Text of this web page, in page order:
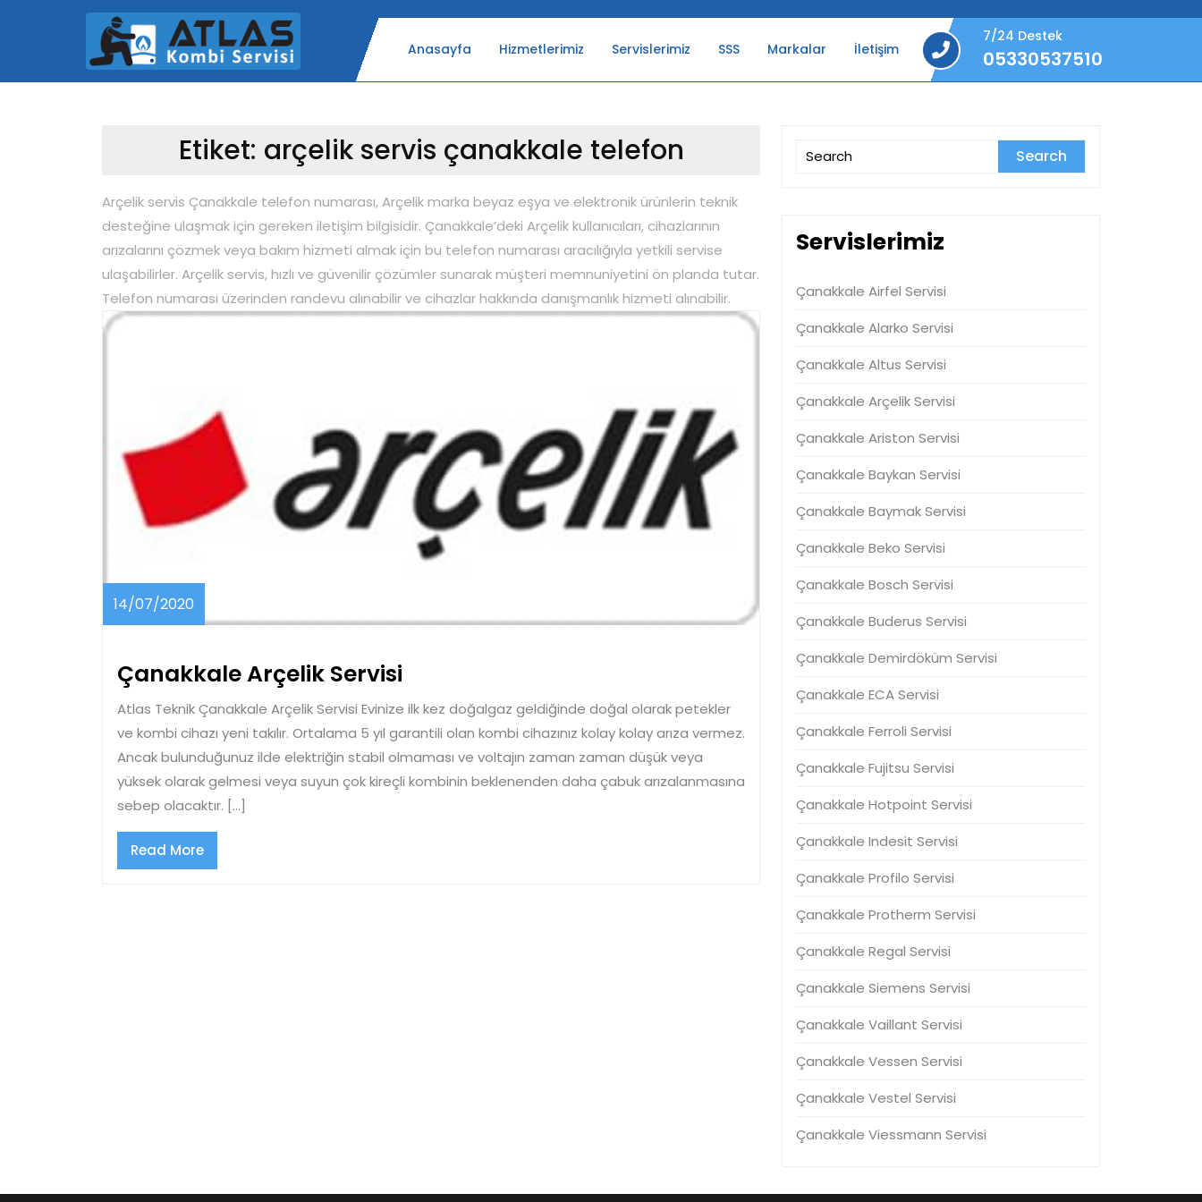
Anasayfa Hizmetlerimiz Servislerimiz SSS Markalar İletişim
7/24 Destek
05330537510
05330537510
Etiket: arçelik servis çanakkale telefon
Arçelik servis Çanakkale telefon numarası, Arçelik marka beyaz eşya ve elektronik ürünlerin teknik
desteğine ulaşmak için gereken iletişim bilgisidir. Çanakkale’deki Arçelik kullanıcıları, cihazlarının
arızalarını çözmek veya bakım hizmeti almak için bu telefon numarası aracılığıyla yetkili servise
ulaşabilirler. Arçelik servis, hızlı ve güvenilir çözümler sunarak müşteri memnuniyetini ön planda tutar.
Telefon numarası üzerinden randevu alınabilir ve cihazlar hakkında danışmanlık hizmeti alınabilir.
14/07/2020
Çanakkale Arçelik Servisi
Arçelik
Servisi
Atlas Teknik Çanakkale Arçelik Servisi Evinize ilk kez doğalgaz geldiğinde doğal olarak petekler
ve kombi cihazı yeni takılır. Ortalama 5 yıl garantili olan kombi cihazınız kolay kolay arıza vermez.
Ancak bulunduğunuz ilde elektriğin stabil olmaması ve voltajın zaman zaman düşük veya
yüksek olarak gelmesi veya suyun çok kireçli kombinin beklenenden daha çabuk arızalanmasına
sebep olacaktır. […]
Read MoreRead
More
Search
Servislerimiz
Çanakkale Airfel Servisi
Çanakkale Alarko Servisi
Çanakkale Altus Servisi
Çanakkale Arçelik Servisi
Çanakkale Ariston Servisi
Çanakkale Baykan Servisi
Çanakkale Baymak Servisi
Çanakkale Beko Servisi
Çanakkale Bosch Servisi
Çanakkale Buderus Servisi
Çanakkale Demirdöküm Servisi
Çanakkale ECA Servisi
Çanakkale Ferroli Servisi
Çanakkale Fujitsu Servisi
Çanakkale Hotpoint Servisi
Çanakkale Indesit Servisi
Çanakkale Profilo Servisi
Çanakkale Protherm Servisi
Çanakkale Regal Servisi
Çanakkale Siemens Servisi
Çanakkale Vaillant Servisi
Çanakkale Vessen Servisi
Çanakkale Vestel Servisi
Çanakkale Viessmann Servisi